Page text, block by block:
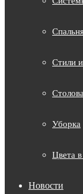
Стили
Уборка
Цвета
Новости